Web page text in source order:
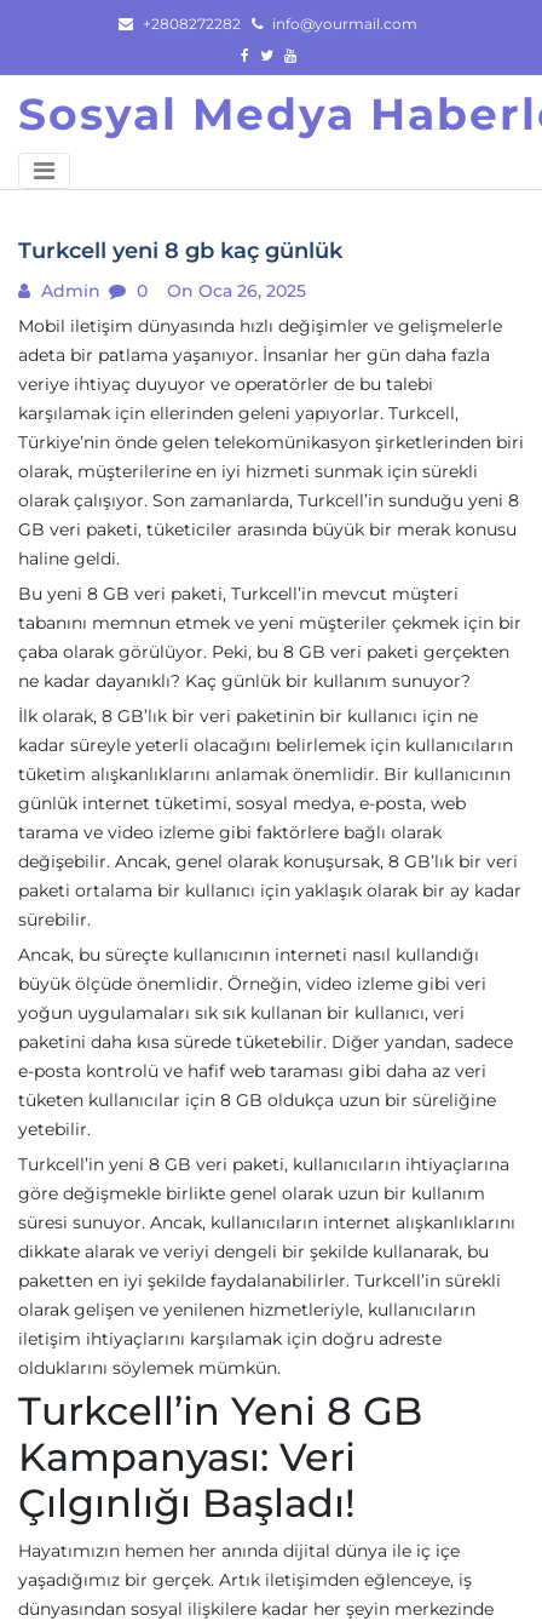
content
+2808272282 info@yourmail.com
Sosyal Medya
Turkcell yeni 8 gb kaç günlük
Admin 0
On Oca 26, 2025
Mobil iletişim dünyasında hızlı değişimler ve gelişmelerle
adeta bir patlama yaşanıyor. İnsanlar her gün daha fazla
veriye ihtiyaç duyuyor ve operatörler de bu talebi
karşılamak için ellerinden geleni yapıyorlar. Turkcell,
Türkiye’nin önde gelen telekomünikasyon şirketlerinden biri
olarak, müşterilerine en iyi hizmeti sunmak için sürekli
olarak çalışıyor. Son zamanlarda, Turkcell’in sunduğu yeni 8
GB veri paketi, tüketiciler arasında büyük bir merak konusu
haline geldi.
Bu yeni 8 GB veri paketi, Turkcell’in mevcut müşteri
tabanını memnun etmek ve yeni müşteriler çekmek için bir
çaba olarak görülüyor. Peki, bu 8 GB veri paketi gerçekten
ne kadar dayanıklı? Kaç günlük bir kullanım sunuyor?
İlk olarak, 8 GB’lık bir veri paketinin bir kullanıcı için ne
kadar süreyle yeterli olacağını belirlemek için kullanıcıların
tüketim alışkanlıklarını anlamak önemlidir. Bir kullanıcının
günlük internet tüketimi, sosyal medya, e-posta, web
tarama ve video izleme gibi faktörlere bağlı olarak
değişebilir. Ancak, genel olarak konuşursak, 8 GB’lık bir veri
paketi ortalama bir kullanıcı için yaklaşık olarak bir ay kadar
sürebilir.
Ancak, bu süreçte kullanıcının interneti nasıl kullandığı
büyük ölçüde önemlidir. Örneğin, video izleme gibi veri
yoğun uygulamaları sık sık kullanan bir kullanıcı, veri
paketini daha kısa sürede tüketebilir. Diğer yandan, sadece
e-posta kontrolü ve hafif web taraması gibi daha az veri
tüketen kullanıcılar için 8 GB oldukça uzun bir süreliğine
yetebilir.
Turkcell’in yeni 8 GB veri paketi, kullanıcıların ihtiyaçlarına
göre değişmekle birlikte genel olarak uzun bir kullanım
süresi sunuyor. Ancak, kullanıcıların internet alışkanlıklarını
dikkate alarak ve veriyi dengeli bir şekilde kullanarak, bu
paketten en iyi şekilde faydalanabilirler. Turkcell’in sürekli
olarak gelişen ve yenilenen hizmetleriyle, kullanıcıların
iletişim ihtiyaçlarını karşılamak için doğru adreste
olduklarını söylemek mümkün.
Turkcell’in Yeni 8 GB
Kampanyası: Veri
Çılgınlığı Başladı!
Hayatımızın hemen her anında dijital dünya ile iç içe
yaşadığımız bir gerçek. Artık iletişimden eğlenceye, iş
dünyasından sosyal ilişkilere kadar her şeyin merkezinde